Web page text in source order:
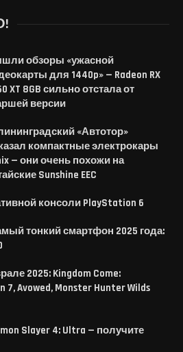
обзоры «ужасной
для 1440p» — Radeon RX
XT 8GB сильно отстала от
версии
«Автотор»
компактные электрокары
— они очень похожи на
Sunshine EEC
консоли PlayStation 6
тонкий смартфон 2025 года:
2025: Kingdom Come:
7, Avowed, Monster Hunter Wilds
Slayer 4: Ultra — получите